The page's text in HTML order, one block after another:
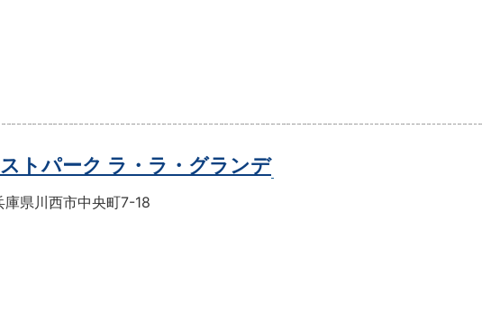
ストパーク ラ・ラ・グランデ
庫県川西市中央町7-18